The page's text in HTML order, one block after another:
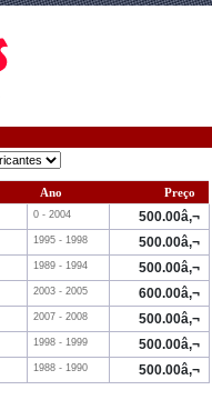
Ano Preço
0 - 2004 500.00â‚¬
1995 - 1998 500.00â‚¬
1989 - 1994 500.00â‚¬
2003 - 2005 600.00â‚¬
2007 - 2008 500.00â‚¬
1998 - 1999 500.00â‚¬
1988 - 1990 500.00â‚¬